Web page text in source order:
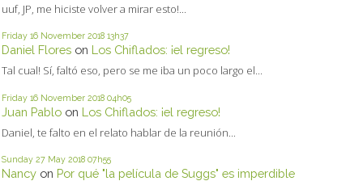
uuf, JP, me hiciste volver a mirar esto!...
Friday 16 November 2018 13h37
Daniel Flores on Los Chiflados: ¡el regreso!
Tal cual! Sí, faltó eso, pero se me iba un poco largo el...
Friday 16 November 2018 04h05
Juan Pablo on Los Chiflados: ¡el regreso!
Daniel, te falto en el relato hablar de la reunión...
Sunday 27 May 2018 07h55
Nancy on Por qué "la película de Suggs" es imperdible